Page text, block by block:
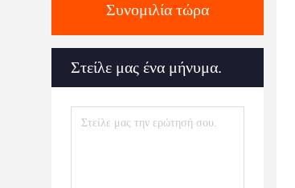
Συνομιλία τώρα
Στείλε μας ένα μήνυμα.